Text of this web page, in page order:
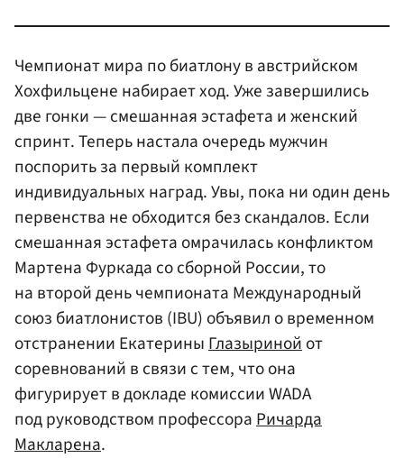
Чемпионат мира по биатлону в австрийском
Хохфильцене набирает ход. Уже завершились
две гонки — смешанная эстафета и женский
спринт. Теперь настала очередь мужчин
поспорить за первый комплект
индивидуальных наград. Увы, пока ни один день
первенства не обходится без скандалов. Если
смешанная эстафета омрачилась конфликтом
Мартена Фуркада со сборной России, то
на второй день чемпионата Международный
союз биатлонистов (IBU) объявил о временном
отстранении ЕкатериныГлазыринойот
соревнований в связи с тем, что она
фигурирует в докладе комиссии WADA
под руководством профессораРичарда
Макларена.